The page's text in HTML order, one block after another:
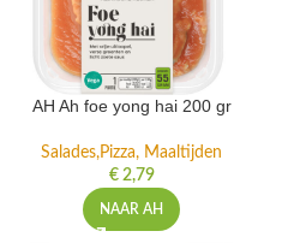
AH Ah foe yong hai 200 gr
Salades,Pizza, Maaltijden
€2,79
NAAR AH